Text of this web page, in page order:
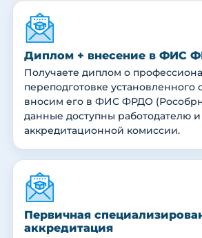
Диплом + внесение в ФИС
Получаете диплом о
переподготовке установленного
вносим его в ФИС ФРДО
данные доступны работодателю и
аккредитационной комиссии.
Первичная
аккредитация